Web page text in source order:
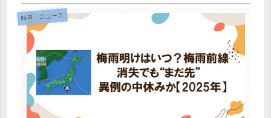
時事・ニュース